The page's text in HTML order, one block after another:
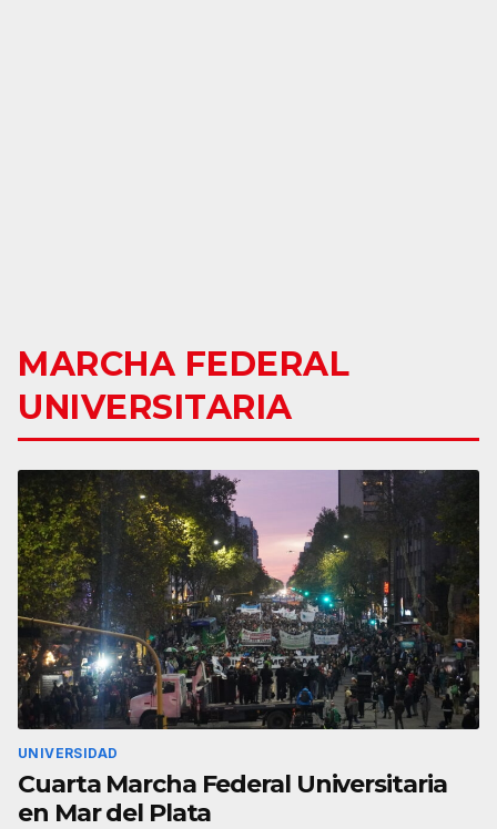
MARCHA FEDERAL
UNIVERSITARIA
UNIVERSIDAD
Cuarta Marcha Federal Universitaria
en Mar del Plata